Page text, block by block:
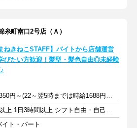
町南口2号店（Ａ）
ねきねこSTAFF】バイトから店舗運営
びたい方歓迎！髪型・髪色自由◎未経験
時給1350円～(22～翌5時までは時給1688円～)+交通費規定支給
週3日以上 1日3時間以上 シフト自由・自己申告
イト・パート